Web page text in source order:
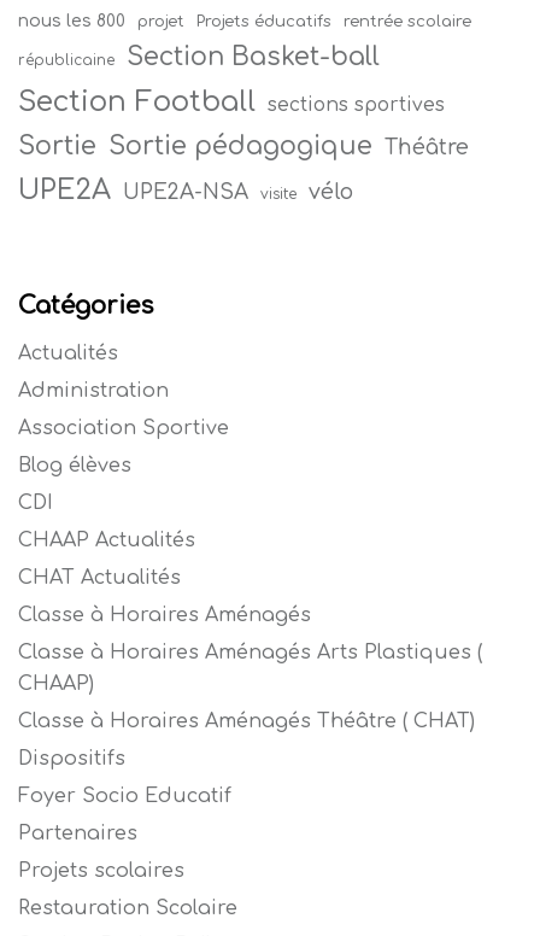
nous les 800 projet Projets éducatifs rentrée scolaire
républicaine Section Basket-ball
Section Football sections sportives
Sortie Sortie pédagogique Théâtre
UPE2A UPE2A-NSA visite vélo
Catégories
Actualités
Administration
Association Sportive
Blog élèves
CDI
CHAAP Actualités
CHAT Actualités
Classe à Horaires Aménagés
Classe à Horaires Aménagés Arts Plastiques (
CHAAP)
Classe à Horaires Aménagés Théâtre ( CHAT)
Dispositifs
Foyer Socio Educatif
Partenaires
Projets scolaires
Restauration Scolaire